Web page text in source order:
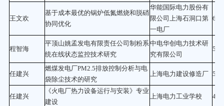
王文欢
基于成本最优的锅炉低氮燃烧和脱硝
协同优化
华能国际电力股份有
限公司上海石洞口第
一电厂
62.6
程智海
平顶山姚孟发电有限责任公司制粉系
统在线状态监控技术研究
中电华创电力技术研
究有限公司
58
任建兴
燃煤发电厂PM2.5排放控制分析与电
袋除尘技术的研究
上海电力建设修造厂 50
任建兴
《火电厂热力设备运行与安装》专业
建设
上海电力工业学校 47